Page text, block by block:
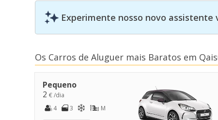
Experimente nosso novo assistente
Os Carros de Aluguer mais Baratos em
Pequeno
2 € /dia
4
3 M